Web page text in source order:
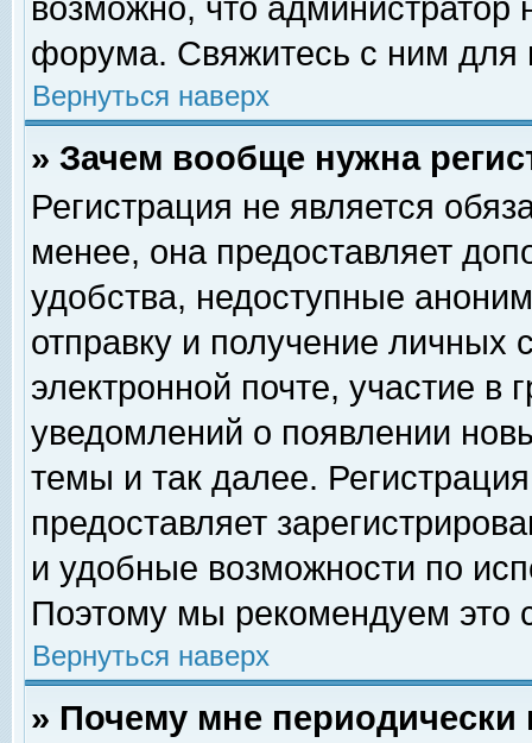
возможно, что
форума. Свяжитесь с ним для
Вернуться наверх
» Зачем вообще нужна
Регистрация не является
менее, она предоставляет
удобства, недоступные
отправку и получение личных
электронной почте, участие в
уведомлений о появлении
темы и так далее.
предоставляет
и удобные возможности по
Поэтому мы рекомендуем это
Вернуться наверх
» Почему мне